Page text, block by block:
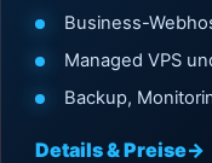
Business-
Managed VPS
Backup,
Details & Preise→